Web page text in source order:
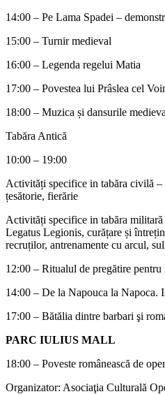
14:00 – Pe Lama Spadei –
15:00 – Turnir medieval
16:00 – Legenda regelui Matia
17:00 – Povestea lui Prâslea cel
18:00 – Muzica și dansurile
Tabăra Antică
10:00 – 19:00
Activități specifice in tabăra civilă –
țesătorie, fierărie
Activități specifice in tabăra
Legatus Legionis, curățare și
recruților, antrenamente cu arcul,
12:00 – Ritualul de pregătire
14:00 – De la Napouca la Napoca.
17:00 – Bătălia dintre barbari şi
PARC IULIUS MALL
18:00 – Poveste românească de
Organizator: Asociaţia Culturală